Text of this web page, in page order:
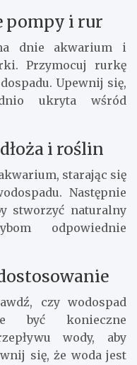
pompy i rur
dnie akwarium i
Przymocuj rurkę
Upewnij się,
ukryta wśród
i roślin
starając się
Następnie
stworzyć naturalny
odpowiednie
czy wodospad
być konieczne
wody, aby
się, że woda jest